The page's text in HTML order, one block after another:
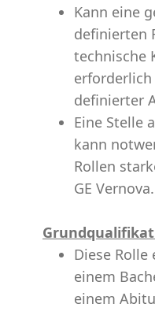
Kann eine
definierten
technische
definierter
Eine Stelle
kann
Rollen
GE
Diese
einem
einem